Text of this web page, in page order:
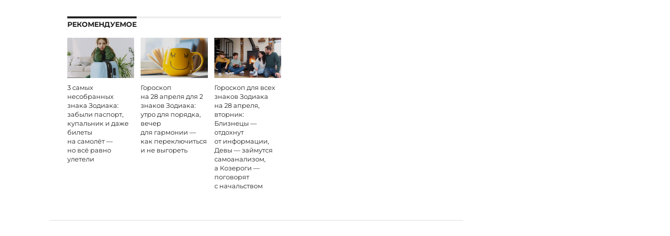
РЕКОМЕНДУЕМОЕ
3 самых
несобранных
знака Зодиака:
забыли паспорт,
купальник и даже
билеты
на самолёт —
но всё равно
улетели
Гороскоп
на 28 апреля для 2
знаков Зодиака:
утро для порядка,
вечер
для гармонии —
как переключиться
и не выгореть
Гороскоп для всех
знаков Зодиака
на 28 апреля,
вторник:
Близнецы —
отдохнут
от информации,
Девы — займутся
самоанализом,
а Козероги —
поговорят
с начальством